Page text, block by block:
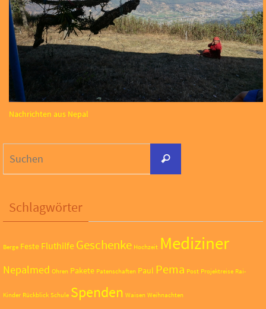
Nachrichten aus Nepal
Suchen
Schlagwörter
Berge Feste Fluthilfe Geschenke Hochzeit Mediziner
Nepalmed Ohren Pakete Patenschaften Paul Pema Post Projektreise Rai-
Kinder Rückblick Schule Spenden Waisen Weihnachten